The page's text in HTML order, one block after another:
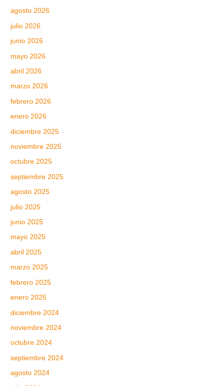
agosto 2026
julio 2026
junio 2026
mayo 2026
abril 2026
marzo 2026
febrero 2026
enero 2026
diciembre 2025
noviembre 2025
octubre 2025
septiembre 2025
agosto 2025
julio 2025
junio 2025
mayo 2025
abril 2025
marzo 2025
febrero 2025
enero 2025
diciembre 2024
noviembre 2024
octubre 2024
septiembre 2024
agosto 2024